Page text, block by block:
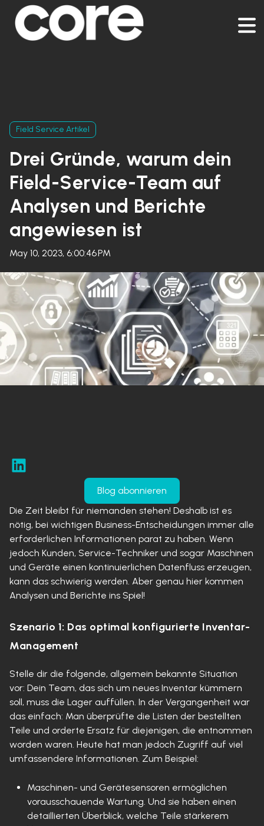
Field Service Artikel
Drei Gründe, warum dein
Field-Service-Team auf
Analysen und Berichte
angewiesen ist
May 10, 2023, 6:00:46 PM
Blog abonnieren
Die Zeit bleibt für niemanden stehen! Deshalb ist es
nötig, bei wichtigen Business-Entscheidungen immer alle
erforderlichen Informationen parat zu haben. Wenn
jedoch Kunden, Service-Techniker und sogar Maschinen
und Geräte einen kontinuierlichen Datenfluss erzeugen,
kann das schwierig werden. Aber genau hier kommen
Analysen und Berichte ins Spiel!
Szenario 1: Das optimal konfigurierte Inventar-
Management
Stelle dir die folgende, allgemein bekannte Situation
vor: Dein Team, das sich um neues Inventar kümmern
soll, muss die Lager auffüllen. In der Vergangenheit war
das einfach: Man überprüfte die Listen der bestellten
Teile und orderte Ersatz für diejenigen, die entnommen
worden waren. Heute hat man jedoch Zugriff auf viel
umfassendere Informationen. Zum Beispiel:
Maschinen- und Gerätesensoren ermöglichen
vorausschauende Wartung. Und sie haben einen
detaillierten Überblick, welche Teile stärkerem